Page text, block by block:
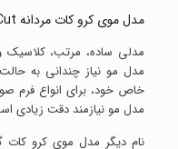
مدل موی کرو کات مردانه Crew Cut
مدلی ساده، مرتب،
مدل مو نیاز چندانی به
خاص خود، برای انواع
مدل مو نیازمند دقت زیادی
نام دیگر مدل موی کرو